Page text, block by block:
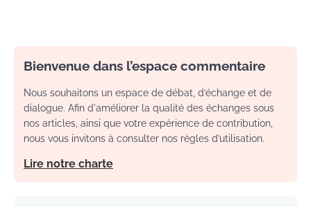
Bienvenue dans l’espace commentaire
Nous souhaitons un espace de débat, d’échange et de
dialogue. Afin d'améliorer la qualité des échanges sous
nos articles, ainsi que votre expérience de contribution,
nous vous invitons à consulter nos règles d’utilisation.
Lire notre charte